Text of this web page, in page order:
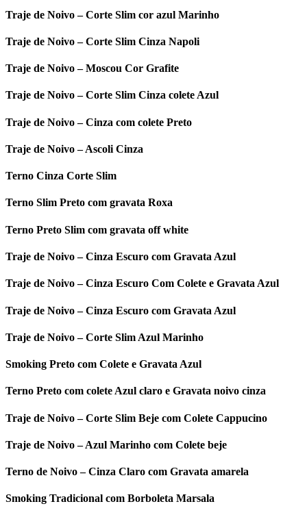
Traje de Noivo – Corte Slim cor azul Marinho
Traje de Noivo – Corte Slim Cinza Napoli
Traje de Noivo – Moscou Cor Grafite
Traje de Noivo – Corte Slim Cinza colete Azul
Traje de Noivo – Cinza com colete Preto
Traje de Noivo – Ascoli Cinza
Terno Cinza Corte Slim
Terno Slim Preto com gravata Roxa
Terno Preto Slim com gravata off white
Traje de Noivo – Cinza Escuro com Gravata Azul
Traje de Noivo – Cinza Escuro Com Colete e Gravata Azul
Traje de Noivo – Cinza Escuro com Gravata Azul
Traje de Noivo – Corte Slim Azul Marinho
Smoking Preto com Colete e Gravata Azul
Terno Preto com colete Azul claro e Gravata noivo cinza
Traje de Noivo – Corte Slim Beje com Colete Cappucino
Traje de Noivo – Azul Marinho com Colete beje
Terno de Noivo – Cinza Claro com Gravata amarela
Smoking Tradicional com Borboleta Marsala